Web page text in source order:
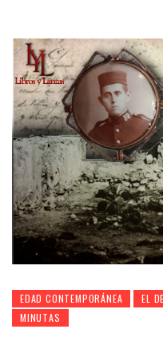
EDAD CONTEMPORÁNEA EL
MINUTAS